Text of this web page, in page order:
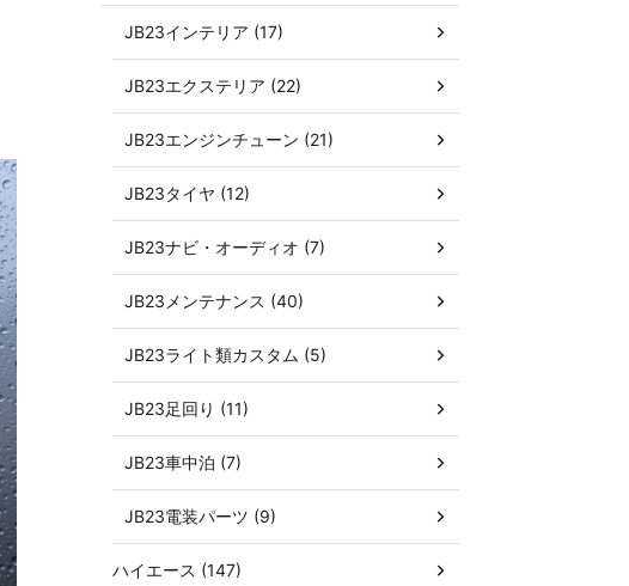
JB23インテリア (17)
JB23エクステリア (22)
JB23エンジンチューン (21)
JB23タイヤ (12)
JB23ナビ・オーディオ (7)
JB23メンテナンス (40)
JB23ライト類カスタム (5)
JB23足回り (11)
JB23車中泊 (7)
JB23電装パーツ (9)
ハイエース (147)